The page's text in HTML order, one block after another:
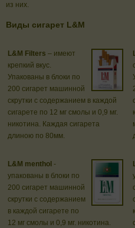
из них.
Виды сигарет L&M
L&M Filters – имеют
крепкий вкус.
Упакованы в блоки по
200 сигарет машинной
скрутки с содержанием в каждой
сигарете по 12 мг смолы и 0,9 мг.
никотина. Каждая сигарета
длиною по 80мм.
L&M menthol -
упакованы в блоки по
200 сигарет машинной
скрутки с содержанием
в каждой сигарете по
12 мг смолы и 0,9 мг. никотина.